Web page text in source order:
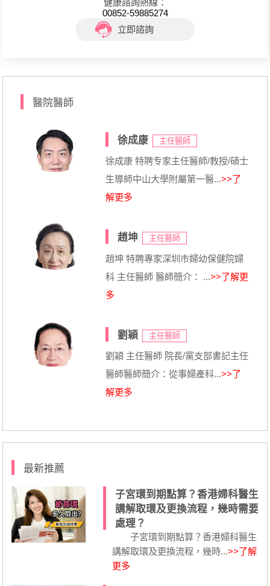
00852-59885274
立即諮詢
醫院醫師
徐成康 主任醫師
徐成康 特聘专家主任醫師/教授/碩士
生導師中山大學附屬第一醫...>>了
解更多
趙坤 主任醫師
趙坤 特聘專家深圳市婦幼保健院婦
科 主任醫師 醫師簡介： ...>>了解更
多
劉穎 主任醫師
劉穎 主任醫師 院長/黨支部書記主任
醫師醫師簡介：從事婦產科...>>了
解更多
最新推薦
子宮環到期點算？香港婦科醫生
講解取環及更換流程，幾時需要
處理？
子宮環到期點算？香港婦科醫生
講解取環及更換流程，幾時...>>了解
更多